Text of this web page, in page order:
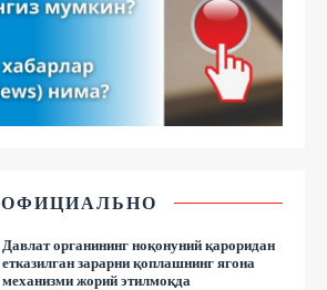
ОФИЦИАЛЬНО
Давлат органининг ноқонуний қароридан
етказилган зарарни қоплашнинг ягона
механизми жорий этилмоқда